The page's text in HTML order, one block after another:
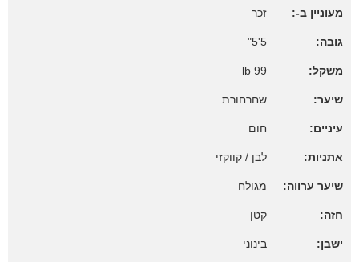
מעוניין ב-: זכר
גובה: 5'5"
משקל: 99 lb
שיער: שחרחורת
עיניים: חום
אתניות: לבן / קווקזי
שיער ערווה: מגולח
חזה: קטן
ישבן: בינוני